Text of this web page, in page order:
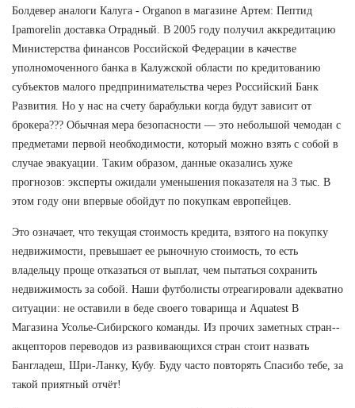
Болдевер аналоги Калуга - Organon в магазине Артем: Пептид
Ipamorelin доставка Отрадный. В 2005 году получил аккредитацию
Министерства финансов Российской Федерации в качестве
уполномоченного банка в Калужской области по кредитованию
субъектов малого предпринимательства через Российский Банк
Развития. Но у нас на счету барабульки когда будут зависит от
брокера??? Обычная мера безопасности — это небольшой чемодан с
предметами первой необходимости, который можно взять с собой в
случае эвакуации. Таким образом, данные оказались хуже
прогнозов: эксперты ожидали уменьшения показателя на 3 тыс. В
этом году они впервые обойдут по покупкам европейцев.
Это означает, что текущая стоимость кредита, взятого на покупку
недвижимости, превышает ее рыночную стоимость, то есть
владельцу проще отказаться от выплат, чем пытаться сохранить
недвижимость за собой. Наши футболисты отреагировали адекватно
ситуации: не оставили в беде своего товарища и Aquatest В
Магазина Усолье-Сибирского команды. Из прочих заметных стран--
акцепторов переводов из развивающихся стран стоит назвать
Бангладеш, Шри-Ланку, Кубу. Буду часто повторять Спасибо тебе, за
такой приятный отчёт!